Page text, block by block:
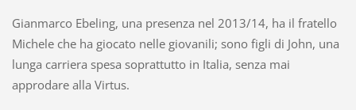
Gianmarco Ebeling, una presenza nel 2013/14, ha il fratello
Michele che ha giocato nelle giovanili; sono figli di John, una
lunga carriera spesa soprattutto in Italia, senza mai
approdare alla Virtus.